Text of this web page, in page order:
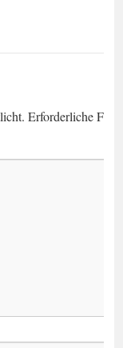
Erforderliche